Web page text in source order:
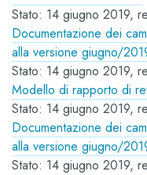
Stato: 14 giugno 2019,
Documentazione dei
alla versione giugno/
Stato: 14 giugno 2019,
Modello di rapporto di
Stato: 14 giugno 2019,
Documentazione dei
alla versione giugno/
Stato: 14 giugno 2019,